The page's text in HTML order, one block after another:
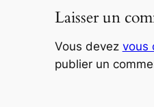
Laisser un
Vous devez vous
publier un